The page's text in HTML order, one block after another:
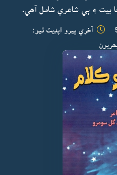
بيت ۽ ٻي شاعري شامل آھي.
آخري ڀيرو اپڊيٽ ٿيو: